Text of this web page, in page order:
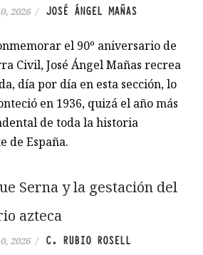
2026 / JOSÉ ÁNGEL MAÑAS
el 90º aniversario de
Civil, José Ángel Mañas recrea
día por día en esta sección, lo
en 1936, quizá el año más
de toda la historia
de España.
Serna y la gestación del
azteca
2026 / C. RUBIO ROSELL